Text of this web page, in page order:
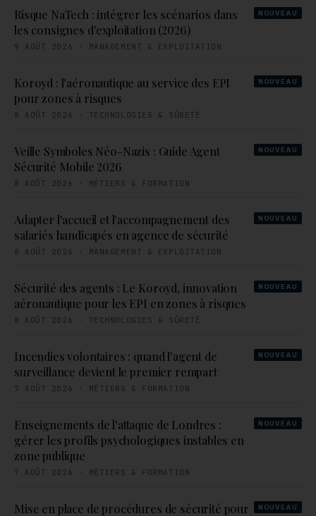
Risque NaTech : intégrer les scénarios dans
les consignes d'exploitation (2026)
NOUVEAU
9 AOÛT 2026 · MANAGEMENT & EXPLOITATION
Koroyd : l'aéronautique au service des EPI
pour zones à risques
NOUVEAU
8 AOÛT 2026 · TECHNOLOGIES & SÛRETÉ
Veille Symboles Néo-Nazis : Guide Agent
Sécurité Mobile 2026
NOUVEAU
8 AOÛT 2026 · MÉTIERS & FORMATION
Adapter l'accueil et l'accompagnement des
salariés handicapés en agence de sécurité
NOUVEAU
8 AOÛT 2026 · MANAGEMENT & EXPLOITATION
Sécurité des agents : Le Koroyd, innovation
aéronautique pour les EPI en zones à risques
NOUVEAU
8 AOÛT 2026 · TECHNOLOGIES & SÛRETÉ
Incendies volontaires : quand l'agent de
surveillance devient le premier rempart
NOUVEAU
7 AOÛT 2026 · MÉTIERS & FORMATION
Enseignements de l'attaque de Londres :
gérer les profils psychologiques instables en
zone publique
NOUVEAU
7 AOÛT 2026 · MÉTIERS & FORMATION
Mise en place de procédures de sécurité pour NOUVEAU